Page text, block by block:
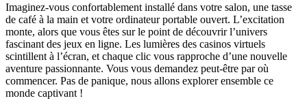
Imaginez-vous confortablement installé dans votre salon, une tasse
de café à la main et votre ordinateur portable ouvert. L’excitation
monte, alors que vous êtes sur le point de découvrir l’univers
fascinant des jeux en ligne. Les lumières des casinos virtuels
scintillent à l’écran, et chaque clic vous rapproche d’une nouvelle
aventure passionnante. Vous vous demandez peut-être par où
commencer. Pas de panique, nous allons explorer ensemble ce
monde captivant !